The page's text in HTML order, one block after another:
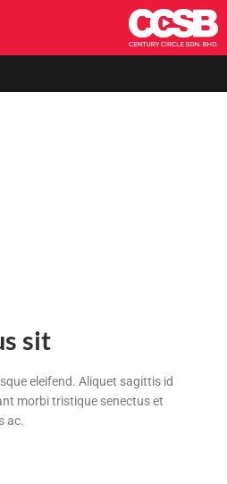
sit
eleifend. Aliquet sagittis id
morbi tristique senectus et
ac.